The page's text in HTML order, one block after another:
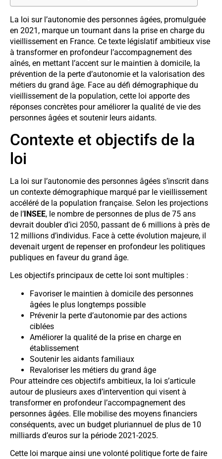
La loi sur l’autonomie des personnes âgées, promulguée
en 2021, marque un tournant dans la prise en charge du
vieillissement en France. Ce texte législatif ambitieux vise
à transformer en profondeur l’accompagnement des
aînés, en mettant l’accent sur le maintien à domicile, la
prévention de la perte d’autonomie et la valorisation des
métiers du grand âge. Face au défi démographique du
vieillissement de la population, cette loi apporte des
réponses concrètes pour améliorer la qualité de vie des
personnes âgées et soutenir leurs aidants.
Contexte et objectifs de la
loi
La loi sur l’autonomie des personnes âgées s’inscrit dans
un contexte démographique marqué par le vieillissement
accéléré de la population française. Selon les projections
de l’INSEE, le nombre de personnes de plus de 75 ans
devrait doubler d’ici 2050, passant de 6 millions à près de
12 millions d’individus. Face à cette évolution majeure, il
devenait urgent de repenser en profondeur les politiques
publiques en faveur du grand âge.
Les objectifs principaux de cette loi sont multiples :
Favoriser le maintien à domicile des personnes
âgées le plus longtemps possible
Prévenir la perte d’autonomie par des actions
ciblées
Améliorer la qualité de la prise en charge en
établissement
Soutenir les aidants familiaux
Revaloriser les métiers du grand âge
Pour atteindre ces objectifs ambitieux, la loi s’articule
autour de plusieurs axes d’intervention qui visent à
transformer en profondeur l’accompagnement des
personnes âgées. Elle mobilise des moyens financiers
conséquents, avec un budget pluriannuel de plus de 10
milliards d’euros sur la période 2021-2025.
Cette loi marque ainsi une volonté politique forte de faire